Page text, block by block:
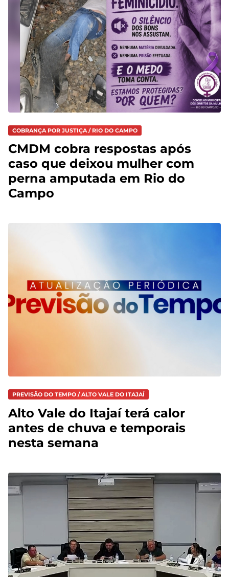
COBRANÇA POR JUSTIÇA / RIO DO CAMPO
CMDM cobra respostas após
caso que deixou mulher com
perna amputada em Rio do
Campo
PREVISÃO DO TEMPO / ALTO VALE DO ITAJAÍ
Alto Vale do Itajaí terá calor
antes de chuva e temporais
nesta semana